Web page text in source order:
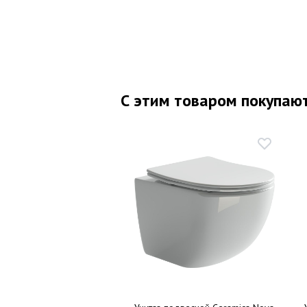
С этим товаром